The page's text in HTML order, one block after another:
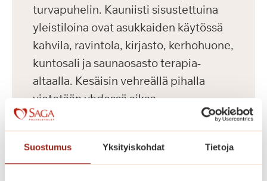
Suostumus Yksityiskohdat Tietoja
turvapuhelin. Kauniisti sisustettuina
yleistiloina ovat asukkaiden käytössä
kahvila, ravintola, kirjasto, kerhohuone,
kuntosali ja saunaosasto terapia-
altaalla. Kesäisin vehreällä pihalla
vietetään yhdessä aikaa.
Saga Käpylinnan asumiskuluun
sisältyy asunnon vuokra ja yhteisten